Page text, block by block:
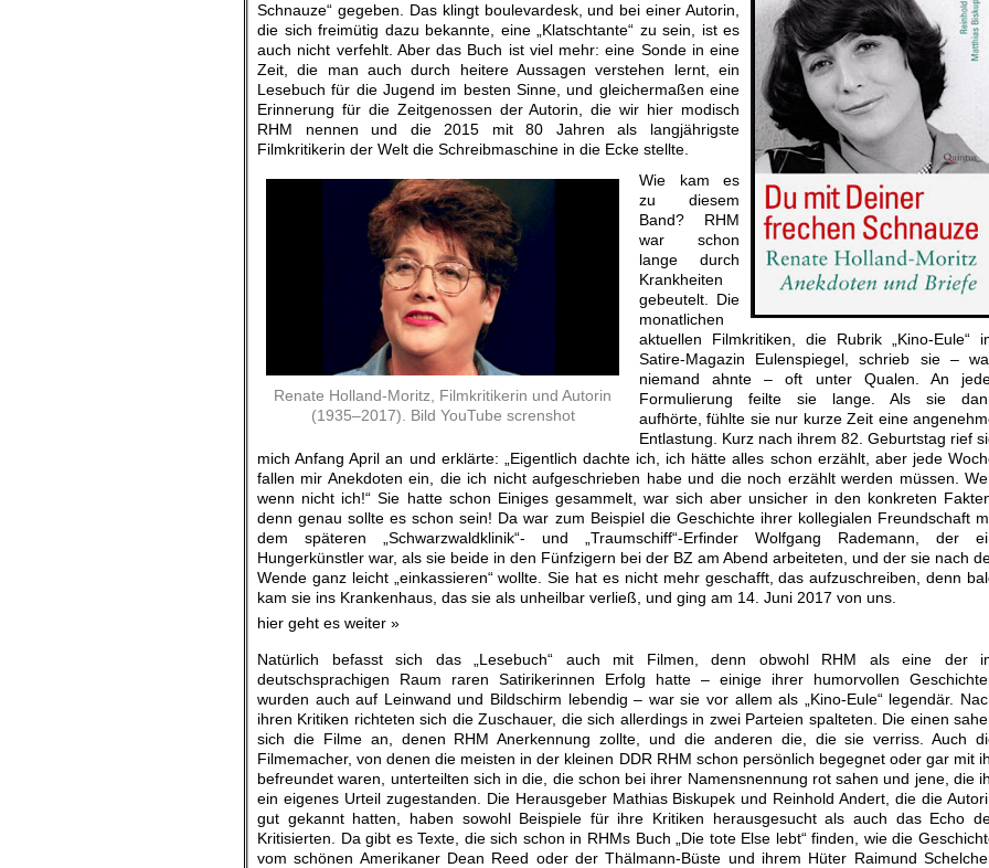
Schnauze“ gegeben. Das klingt boulevardesk, und bei einer Autorin,
die sich freimütig dazu bekannte, eine „Klatschtante“ zu sein, ist es
auch nicht verfehlt. Aber das Buch ist viel mehr: eine Sonde in eine
Zeit, die man auch durch heitere Aussagen verstehen lernt, ein
Lesebuch für die Jugend im besten Sinne, und gleichermaßen eine
Erinnerung für die Zeitgenossen der Autorin, die wir hier modisch
RHM nennen und die 2015 mit 80 Jahren als langjährigste
Filmkritikerin der Welt die Schreibmaschine in die Ecke stellte.
Renate Holland-Moritz, Filmkritikerin und Autorin
(1935–2017). Bild YouTube screnshot
Wie kam es
zu diesem
Band? RHM
war schon
lange durch
Krankheiten
gebeutelt. Die
monatlichen
aktuellen Filmkritiken, die Rubrik „Kino-Eule“
Satire-Magazin Eulenspiegel, schrieb sie –
niemand ahnte – oft unter Qualen. An
Formulierung feilte sie lange. Als sie
aufhörte, fühlte sie nur kurze Zeit eine
Entlastung. Kurz nach ihrem 82. Geburtstag rief
mich Anfang April an und erklärte: „Eigentlich dachte ich, ich hätte alles schon erzählt, aber jede
fallen mir Anekdoten ein, die ich nicht aufgeschrieben habe und die noch erzählt werden müssen.
wenn nicht ich!“ Sie hatte schon Einiges gesammelt, war sich aber unsicher in den konkreten
denn genau sollte es schon sein! Da war zum Beispiel die Geschichte ihrer kollegialen Freundschaft
dem späteren „Schwarzwaldklinik“- und „Traumschiff“-Erfinder Wolfgang Rademann, der
Hungerkünstler war, als sie beide in den Fünfzigern bei der BZ am Abend arbeiteten, und der sie nach
Wende ganz leicht „einkassieren“ wollte. Sie hat es nicht mehr geschafft, das aufzuschreiben, denn
kam sie ins Krankenhaus, das sie als unheilbar verließ, und ging am 14. Juni 2017 von uns.
hier geht es weiter »
Natürlich befasst sich das „Lesebuch“ auch mit Filmen, denn obwohl RHM als eine der
deutschsprachigen Raum raren Satirikerinnen Erfolg hatte – einige ihrer humorvollen
wurden auch auf Leinwand und Bildschirm lebendig – war sie vor allem als „Kino-Eule“ legendär.
ihren Kritiken richteten sich die Zuschauer, die sich allerdings in zwei Parteien spalteten. Die einen
sich die Filme an, denen RHM Anerkennung zollte, und die anderen die, die sie verriss. Auch
Filmemacher, von denen die meisten in der kleinen DDR RHM schon persönlich begegnet oder gar mit
befreundet waren, unterteilten sich in die, die schon bei ihrer Namensnennung rot sahen und jene, die
ein eigenes Urteil zugestanden. Die Herausgeber Mathias Biskupek und Reinhold Andert, die die
gut gekannt hatten, haben sowohl Beispiele für ihre Kritiken herausgesucht als auch das Echo
Kritisierten. Da gibt es Texte, die sich schon in RHMs Buch „Die tote Else lebt“ finden, wie die
vom schönen Amerikaner Dean Reed oder der Thälmann-Büste und ihrem Hüter Raimund